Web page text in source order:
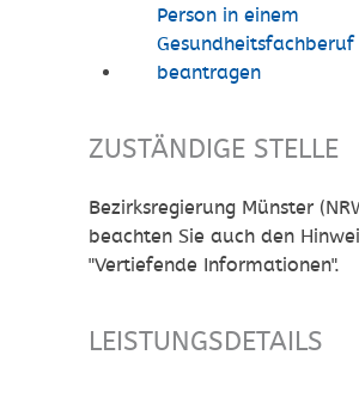
Person in einem
Gesundheitsfachberuf
beantragen
ZUSTÄNDIGE STELLE
Bezirksregierung Münster
beachten Sie auch den
"Vertiefende Informationen".
LEISTUNGSDETAILS